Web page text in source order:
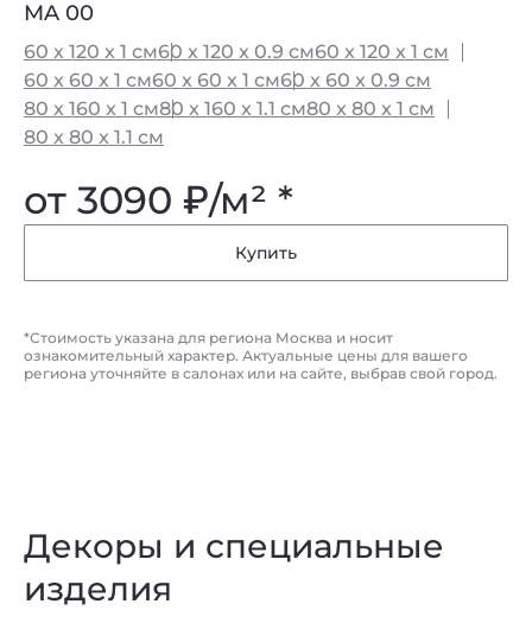
MA 00
60 x 120 x 1 см60 x 120 x 0.9 см60 x 120 x 1 см
60 x 60 x 1 см60 x 60 x 1 см60 x 60 x 0.9 см
80 x 160 x 1 см80 x 160 x 1.1 см80 x 80 x 1 см
80 x 80 x 1.1 см
от 3090 ₽/м² *
Купить
*Стоимость указана для региона Москва и носит
ознакомительный характер. Актуальные цены для вашего
региона уточняйте в салонах или на сайте, выбрав свой город.
Декоры и специальные
изделия